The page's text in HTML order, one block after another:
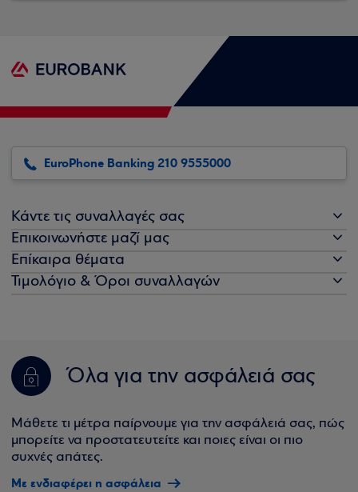
EuroPhone Banking 210 9555000
Κάντε τις συναλλαγές σας
Επικοινωνήστε μαζί μας
Επίκαιρα θέματα
Τιμολόγιο & Όροι συναλλαγών
Όλα για την ασφάλειά σας
Μάθετε τι μέτρα παίρνουμε για την ασφάλειά σας, πώς
μπορείτε να προστατευτείτε και ποιες είναι οι πιο
συχνές απάτες.
Με ενδιαφέρει η ασφάλεια